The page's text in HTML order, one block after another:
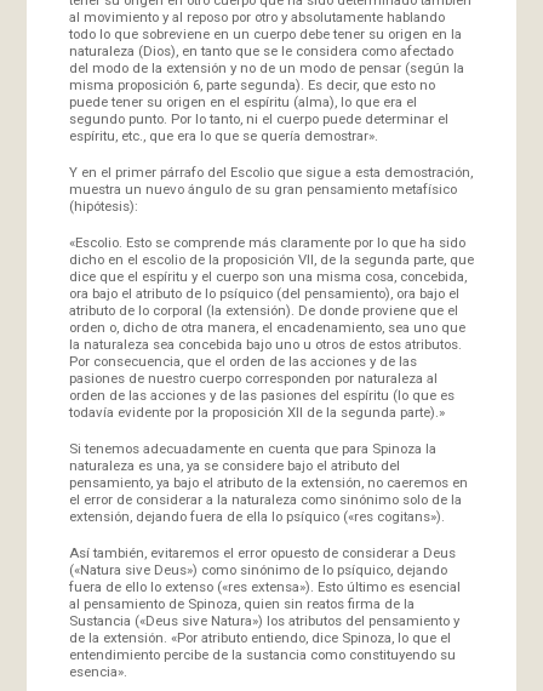
al movimiento y al reposo por otro y absolutamente hablando
todo lo que sobreviene en un cuerpo debe tener su origen en la
naturaleza (Dios), en tanto que se le considera como afectado
del modo de la extensión y no de un modo de pensar (según la
misma proposición 6, parte segunda). Es decir, que esto no
puede tener su origen en el espíritu (alma), lo que era el
segundo punto. Por lo tanto, ni el cuerpo puede determinar el
espíritu, etc., que era lo que se quería demostrar».
Y en el primer párrafo del Escolio que sigue a esta demostración,
muestra un nuevo ángulo de su gran pensamiento metafísico
(hipótesis):
«Escolio. Esto se comprende más claramente por lo que ha sido
dicho en el escolio de la proposición VII, de la segunda parte, que
dice que el espíritu y el cuerpo son una misma cosa, concebida,
ora bajo el atributo de lo psíquico (del pensamiento), ora bajo el
atributo de lo corporal (la extensión). De donde proviene que el
orden o, dicho de otra manera, el encadenamiento, sea uno que
la naturaleza sea concebida bajo uno u otros de estos atributos.
Por consecuencia, que el orden de las acciones y de las
pasiones de nuestro cuerpo corresponden por naturaleza al
orden de las acciones y de las pasiones del espíritu (lo que es
todavía evidente por la proposición XII de la segunda parte).»
Si tenemos adecuadamente en cuenta que para Spinoza la
naturaleza es una, ya se considere bajo el atributo del
pensamiento, ya bajo el atributo de la extensión, no caeremos en
el error de considerar a la naturaleza como sinónimo solo de la
extensión, dejando fuera de ella lo psíquico («res cogitans»).
Así también, evitaremos el error opuesto de considerar a Deus
(«Natura sive Deus») como sinónimo de lo psíquico, dejando
fuera de ello lo extenso («res extensa»). Esto último es esencial
al pensamiento de Spinoza, quien sin reatos firma de la
Sustancia («Deus sive Natura») los atributos del pensamiento y
de la extensión. «Por atributo entiendo, dice Spinoza, lo que el
entendimiento percibe de la sustancia como constituyendo su
esencia».